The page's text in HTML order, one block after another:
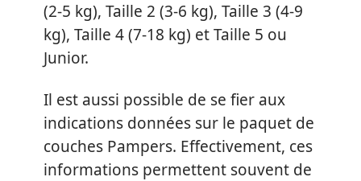
(2-5 kg), Taille 2 (3-6 kg), Taille 3 (4-9
kg), Taille 4 (7-18 kg) et Taille 5 ou
Junior.
Il est aussi possible de se fier aux
indications données sur le paquet de
couches Pampers. Effectivement, ces
informations permettent souvent de